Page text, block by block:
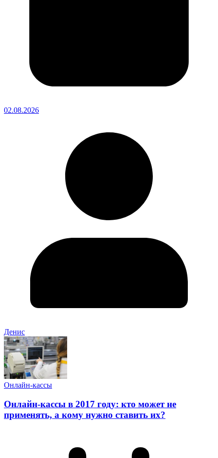
02.08.2026
Денис
Онлайн-кассы
Онлайн-кассы в 2017 году: кто может не
применять, а кому нужно ставить их?